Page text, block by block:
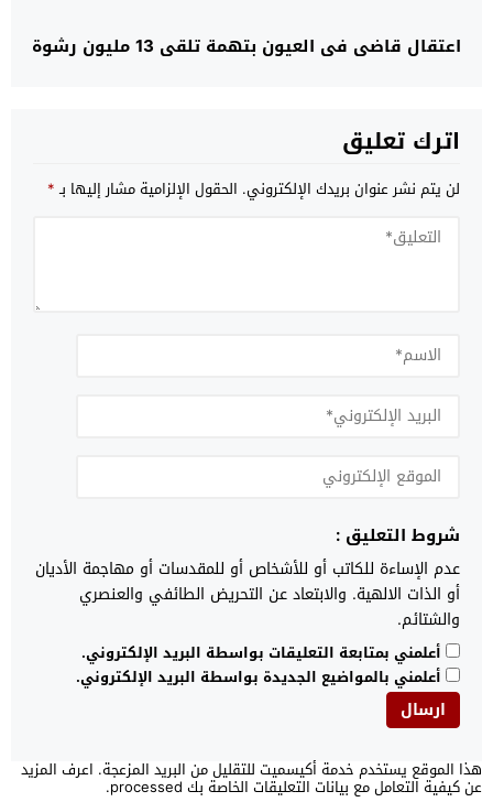
اعتقال قاضي في العيون بتهمة تلقي 13 مليون رشوة
اترك تعليق
لن يتم نشر عنوان بريدك الإلكتروني. الحقول الإلزامية مشار إليها بـ*
شروط التعليق :
عدم الإساءة للكاتب أو للأشخاص أو للمقدسات أو مهاجمة الأديان
أو الذات الالهية. والابتعاد عن التحريض الطائفي والعنصري
والشتائم.
أعلمني بمتابعة التعليقات بواسطة البريد الإلكتروني.
أعلمني بالمواضيع الجديدة بواسطة البريد الإلكتروني.
هذا الموقع يستخدم خدمة أكيسميت للتقليل من البريد المزعجة. اعرف المزيد
عن كيفية التعامل مع بيانات التعليقات الخاصة بك processed .